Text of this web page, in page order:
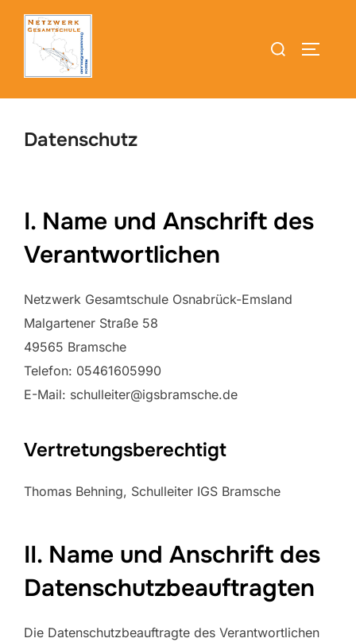
Zum
Inhalt
springen
Suchen
Datenschutz
I. Name und Anschrift des
Verantwortlichen
Netzwerk Gesamtschule Osnabrück-Emsland
Malgartener Straße 58
49565 Bramsche
Telefon: 05461605990
E-Mail: schulleiter@igsbramsche.de
Vertretungsberechtigt
Thomas Behning, Schulleiter IGS Bramsche
II. Name und Anschrift des
Datenschutzbeauftragten
Die Datenschutzbeauftragte des Verantwortlichen